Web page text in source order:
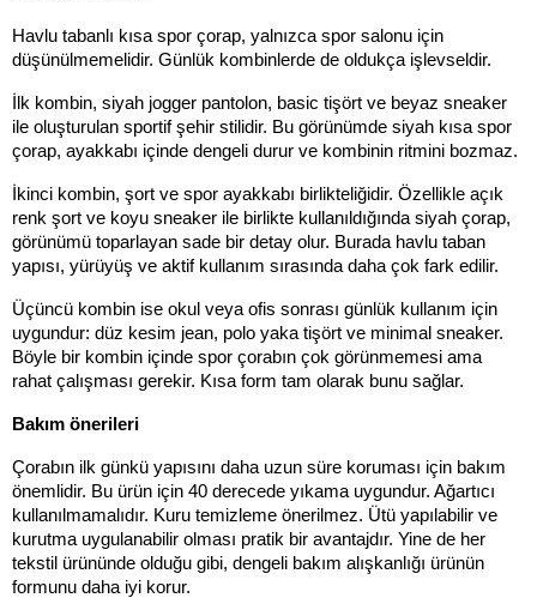
Havlu tabanlı kısa spor çorap, yalnızca spor salonu için
düşünülmemelidir. Günlük kombinlerde de oldukça işlevseldir.
İlk kombin, siyah jogger pantolon, basic tişört ve beyaz sneaker
ile oluşturulan sportif şehir stilidir. Bu görünümde siyah kısa spor
çorap, ayakkabı içinde dengeli durur ve kombinin ritmini bozmaz.
İkinci kombin, şort ve spor ayakkabı birlikteliğidir. Özellikle açık
renk şort ve koyu sneaker ile birlikte kullanıldığında siyah çorap,
görünümü toparlayan sade bir detay olur. Burada havlu taban
yapısı, yürüyüş ve aktif kullanım sırasında daha çok fark edilir.
Üçüncü kombin ise okul veya ofis sonrası günlük kullanım için
uygundur: düz kesim jean, polo yaka tişört ve minimal sneaker.
Böyle bir kombin içinde spor çorabın çok görünmemesi ama
rahat çalışması gerekir. Kısa form tam olarak bunu sağlar.
Bakım önerileri
Çorabın ilk günkü yapısını daha uzun süre koruması için bakım
önemlidir. Bu ürün için 40 derecede yıkama uygundur. Ağartıcı
kullanılmamalıdır. Kuru temizleme önerilmez. Ütü yapılabilir ve
kurutma uygulanabilir olması pratik bir avantajdır. Yine de her
tekstil ürününde olduğu gibi, dengeli bakım alışkanlığı ürünün
formunu daha iyi korur.